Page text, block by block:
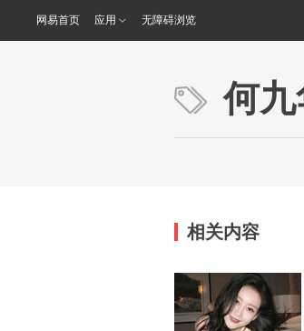
网易首页 应用 无障碍浏览
何九
相关内容